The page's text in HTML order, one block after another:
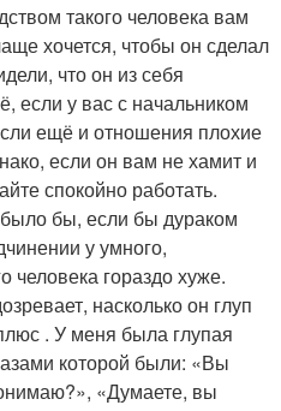
такого человека вам
хочется, чтобы он сделал
что он из себя
если у вас с начальником
ещё и отношения плохие
если он вам не хамит и
спокойно работать.
бы, если бы дураком
у умного,
человека гораздо хуже.
насколько он глуп
. У меня была глупая
которой были: «Вы
«Думаете, вы